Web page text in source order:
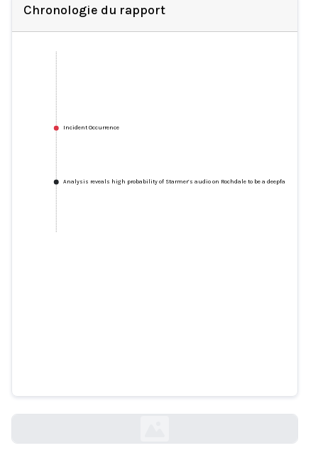
Chronologie du rapport
Incident Occurrence
Analysis reveals high probability of Starmer’s audio on Rochdale to be a deepfake